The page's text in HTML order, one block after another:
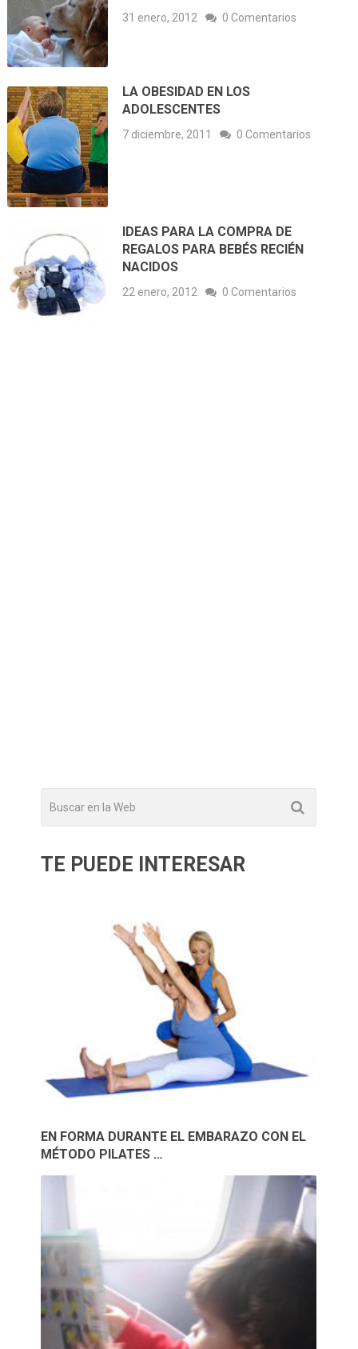
31 enero, 2012 0 Comentarios
LA OBESIDAD EN LOS
ADOLESCENTES
7 diciembre, 2011 0 Comentarios
IDEAS PARA LA COMPRA DE
REGALOS PARA BEBÉS RECIÉN
NACIDOS
22 enero, 2012 0 Comentarios
TE PUEDE INTERESAR
EN FORMA DURANTE EL EMBARAZO CON EL
MÉTODO PILATES …